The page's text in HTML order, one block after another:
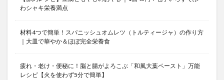
わシャキ栄養満点
材料4つで簡単！スパニッシュオムレツ（トルティージャ）の作り方
｜大皿で華やか＆ほぼ完全栄養食
疲れ・老け・便秘に！脳と腸がよろこぶ「和風大葉ペースト」万能
レシピ【火を使わず5分で簡単】